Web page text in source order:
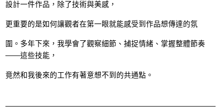
設計一件作品，除了技術與美感，
更重要的是如何讓觀者在第一眼就能感受到作品想傳達的氛
圍。多年下來，我學會了觀察細節、捕捉情緒、掌握整體節奏
——這些技能，
竟然和我後來的工作有著意想不到的共通點。